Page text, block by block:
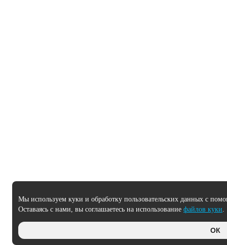
Мы используем куки и обработку пользовательских данных с
Оставаясь с нами, вы соглашаетесь на использование файлов куки.
ОК